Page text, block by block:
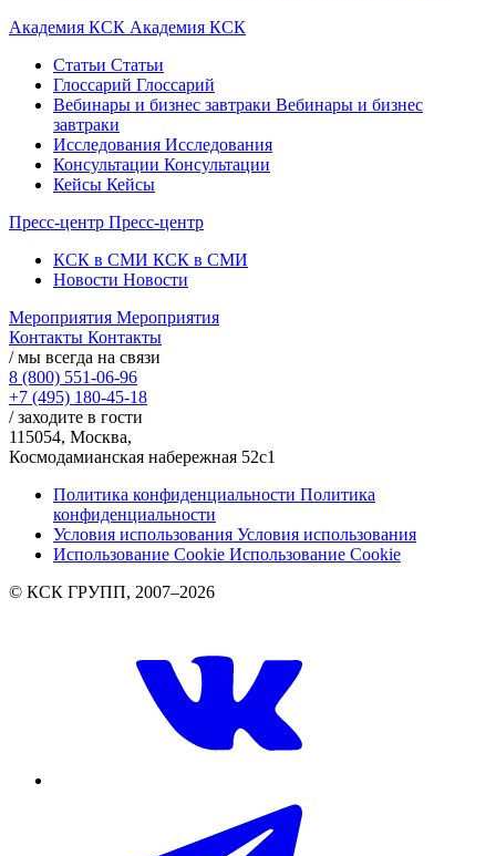
Академия КСК Академия КСК
Статьи Статьи
Глоссарий Глоссарий
Вебинары и бизнес завтраки Вебинары и бизнес
завтраки
Исследования Исследования
Консультации Консультации
Кейсы Кейсы
Пресс-центр Пресс-центр
КСК в СМИ КСК в СМИ
Новости Новости
Мероприятия Мероприятия
Контакты Контакты
/ мы всегда на связи
8 (800) 551-06-96
+7 (495) 180-45-18
/ заходите в гости
115054, Москва,
Космодамианская набережная 52с1
Политика конфиденциальности Политика
конфиденциальности
Условия использования Условия использования
Использование Cookie Использование Cookie
© КСК ГРУПП, 2007–2026